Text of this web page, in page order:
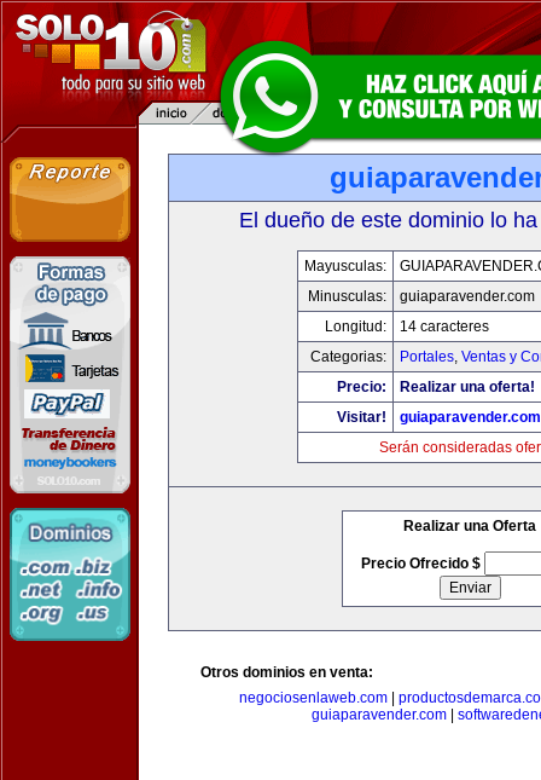
El dueño de este dominio lo
Mayusculas:
Minusculas:
guiaparavender.com
Longitud:
14 caracteres
Categorias:
Portales, Ventas y
Precio:
Realizar una oferta!
Visitar!
guiaparavender.com
Serán consideradas
Realizar una Oferta
Precio Ofrecido $
Otros dominios en venta:
negociosenlaweb.com
guiaparavender.com|